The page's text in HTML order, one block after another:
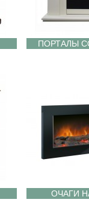
ПОРТАЛЫ
ОЧАГИ